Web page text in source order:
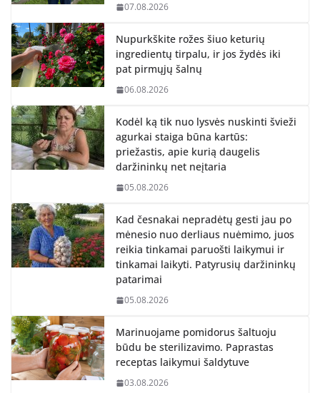
07.08.2026
Nupurkškite rožes šiuo keturių
ingredientų tirpalu, ir jos žydės iki
pat pirmųjų šalnų
06.08.2026
Kodėl ką tik nuo lysvės nuskinti švieži
agurkai staiga būna kartūs:
priežastis, apie kurią daugelis
daržininkų net neįtaria
05.08.2026
Kad česnakai nepradėtų gesti jau po
mėnesio nuo derliaus nuėmimo, juos
reikia tinkamai paruošti laikymui ir
tinkamai laikyti. Patyrusių daržininkų
patarimai
05.08.2026
Marinuojame pomidorus šaltuoju
būdu be sterilizavimo. Paprastas
receptas laikymui šaldytuve
03.08.2026